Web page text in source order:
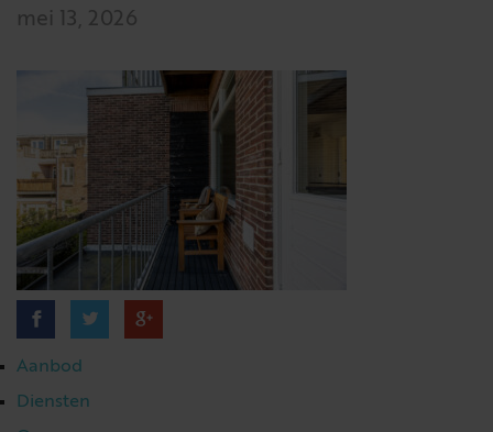
mei 13, 2026
Aanbod
Diensten